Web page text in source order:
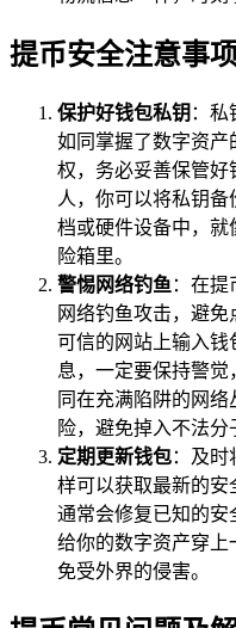
提币安全注意事
保护好钱包私钥 ：私
如同掌握了数字资产
权，务必妥善保管好
人，你可以将私钥
档或硬件设备中，就
险箱里。
警惕网络钓鱼 ：在
网络钓鱼攻击，避
可信的网站上输入钱
息，一定要保持警觉
同在充满陷阱的网
险，避免掉入不法分
定期更新钱包：及时
样可以获取最新的安
通常会修复已知的安
给你的数字资产穿上
免受外界的侵害。